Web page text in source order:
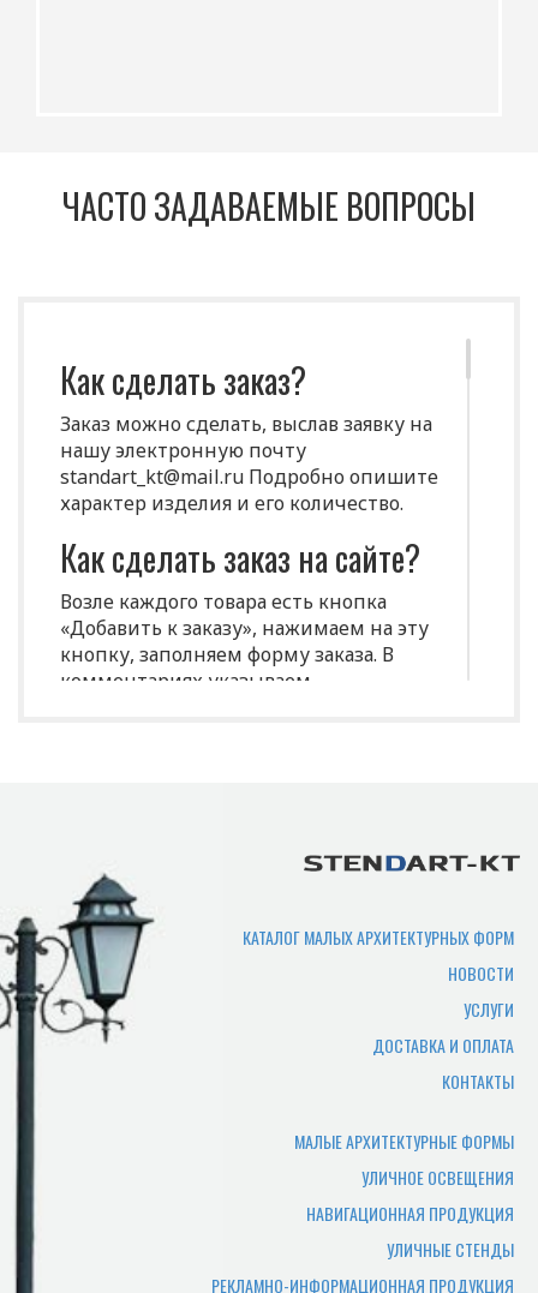
ЧАСТО ЗАДАВАЕМЫЕ ВОПРОСЫ
Как сделать заказ?
Заказ можно сделать, выслав заявку на
нашу электронную почту
standart_kt@mail.ru Подробно опишите
характер изделия и его количество.
Как сделать заказ на сайте?
Возле каждого товара есть кнопка
«Добавить к заказу», нажимаем на эту
кнопку, заполняем форму заказа. В
комментариях указываем
Срок производства продукции зависит
от нужного количества изделий,
сложности изготовления,
загруженности производства. В
среднем составляет 7-10 рабочих дней.
Где можно самому забрать
производства, или по адресу офиса.
Какие документы нужны
чтобы забрать заказ
КАТАЛОГ МАЛЫХ АРХИТЕКТУРНЫХ ФОРМ
НОВОСТИ
УСЛУГИ
ДОСТАВКА И ОПЛАТА
КОНТАКТЫ
МАЛЫЕ АРХИТЕКТУРНЫЕ ФОРМЫ
УЛИЧНОЕ ОСВЕЩЕНИЯ
НАВИГАЦИОННАЯ ПРОДУКЦИЯ
УЛИЧНЫЕ СТЕНДЫ
РЕКЛАМНО-ИНФОРМАЦИОННАЯ ПРОДУКЦИЯ